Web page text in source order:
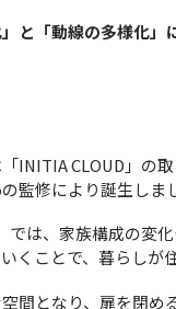
」と「動線の多様化
INITIA CLOUD」の
監修により誕生しま
では、家族構成の変
くことで、暮らしが
間となり、扉を閉